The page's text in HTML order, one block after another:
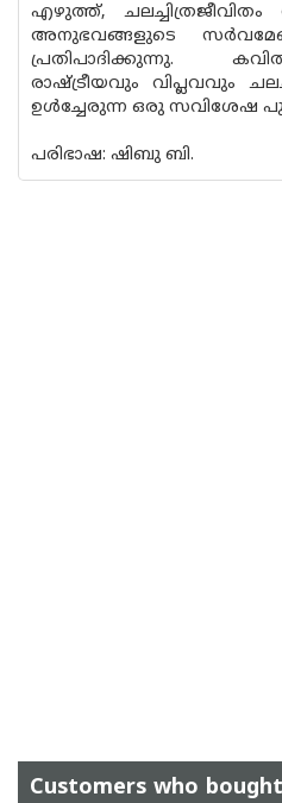
എഴുത്ത്,
അനുഭവങ്ങളുടെ
പ്രതിപാദിക്കുന്നു.
രാഷ്ട്രീയവും വിപ്ലവവും
ഉള്‍ച്ചേരുന്ന ഒരു സവിശേഷ
പരിഭാഷ: ഷിബു ബി.
Customers who